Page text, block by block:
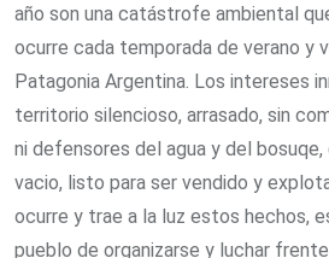
año son una catástrofe ambiental
ocurre cada temporada de verano y
Patagonia Argentina. Los intereses
territorio silencioso, arrasado, sin
ni defensores del agua y del
vacio, listo para ser vendido y
ocurre y trae a la luz estos hechos,
pueblo de organizarse y luchar